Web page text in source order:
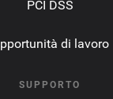
PCI DSS
di lavoro
SUPPORTO